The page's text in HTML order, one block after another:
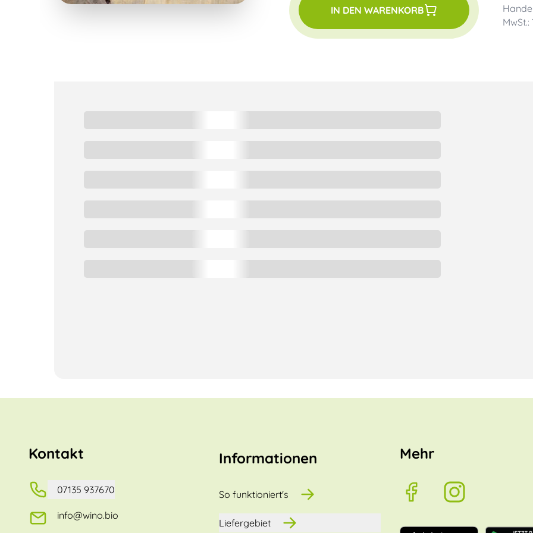
MwSt.:
IN DEN WARENKORB
Kontakt
07135 937670
info@wino.bio
Informationen
So funktioniert's
Liefergebiet
Mehr